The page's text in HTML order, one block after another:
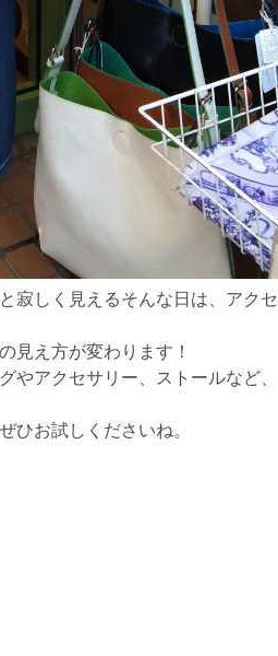
寂しく見えるそんな日は、アクセ
見え方が変わります！
やアクセサリー、ストールなど、
ひお試しくださいね。